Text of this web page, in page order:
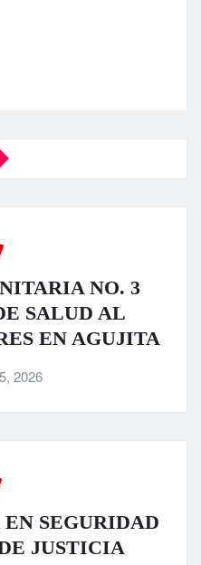
NO. 3
SALUD AL
EN AGUJITA
2026
SEGURIDAD
JUSTICIA